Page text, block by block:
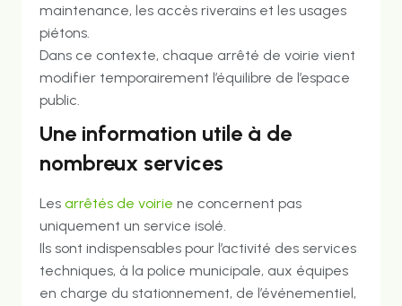
maintenance, les accès riverains et les usages
piétons.
Dans ce contexte, chaque arrêté de voirie vient
modifier temporairement l’équilibre de l’espace
public.
Une information utile à de
nombreux services
Les arrêtés de voirie ne concernent pas
uniquement un service isolé.
Ils sont indispensables pour l’activité des services
techniques, à la police municipale, aux équipes
en charge du stationnement, de l’événementiel,